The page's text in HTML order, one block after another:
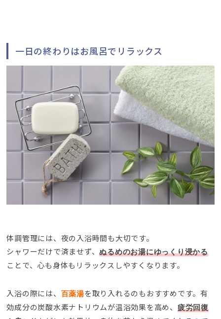
一日の終わりはお風呂でリラックス
体調管理には、夜の入浴時間も大切です。
シャワーだけで済ませず、ぬるめのお湯にゆっくり浸かる
ことで、心も身体もリラックスしやすくなります。
入浴の際には、 百薬湯を取り入れるのもおすすめです。有
効成分の炭酸水素ナトリウムが温浴効果を高め、 疲労回復